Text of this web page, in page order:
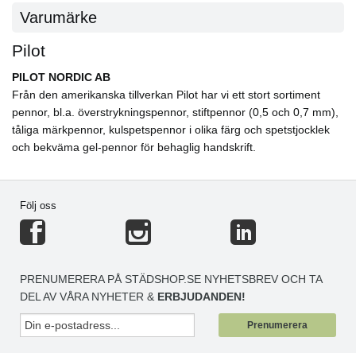
Varumärke
Pilot
PILOT NORDIC AB
Från den amerikanska tillverkan Pilot har vi ett stort sortiment
pennor, bl.a. överstrykningspennor, stiftpennor (0,5 och 0,7 mm),
tåliga märkpennor, kulspetspennor i olika färg och spetstjocklek
och bekväma gel-pennor för behaglig handskrift.
Följ oss
PRENUMERERA PÅ STÄDSHOP.SE NYHETSBREV OCH TA
DEL AV VÅRA NYHETER & ERBJUDANDEN!
Prenumerera